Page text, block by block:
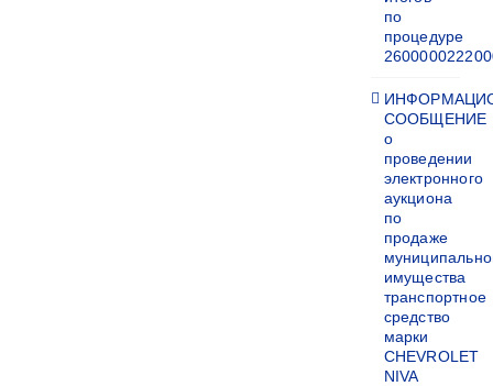
по
процедуре
СООБЩЕНИЕ
о
проведении
электронного
аукциона
по
продаже
имущества
транспортное
средство
марки
CHEVROLET
NIVA